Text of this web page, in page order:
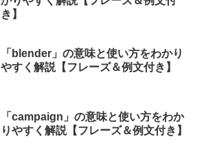
き】
「blender」の意味と使い方をわかり
やすく解説【フレーズ＆例文付き】
「campaign」の意味と使い方をわか
りやすく解説【フレーズ＆例文付き】